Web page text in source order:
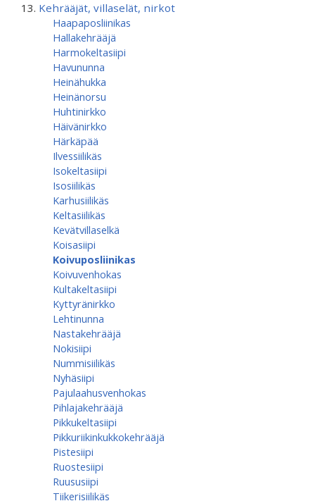
Kehrääjät, villaselät, nirkot
Haapaposliinikas
Hallakehrääjä
Harmokeltasiipi
Havununna
Heinähukka
Heinänorsu
Huhtinirkko
Häivänirkko
Härkäpää
Ilvessiilikäs
Isokeltasiipi
Isosiilikäs
Karhusiilikäs
Keltasiilikäs
Kevätvillaselkä
Koisasiipi
Koivuposliinikas
Koivuvenhokas
Kultakeltasiipi
Kyttyränirkko
Lehtinunna
Nastakehrääjä
Nokisiipi
Nummisiilikäs
Nyhäsiipi
Pajulaahusvenhokas
Pihlajakehrääjä
Pikkukeltasiipi
Pikkuriikinkukkokehrääjä
Pistesiipi
Ruostesiipi
Ruususiipi
Tiikerisiilikäs